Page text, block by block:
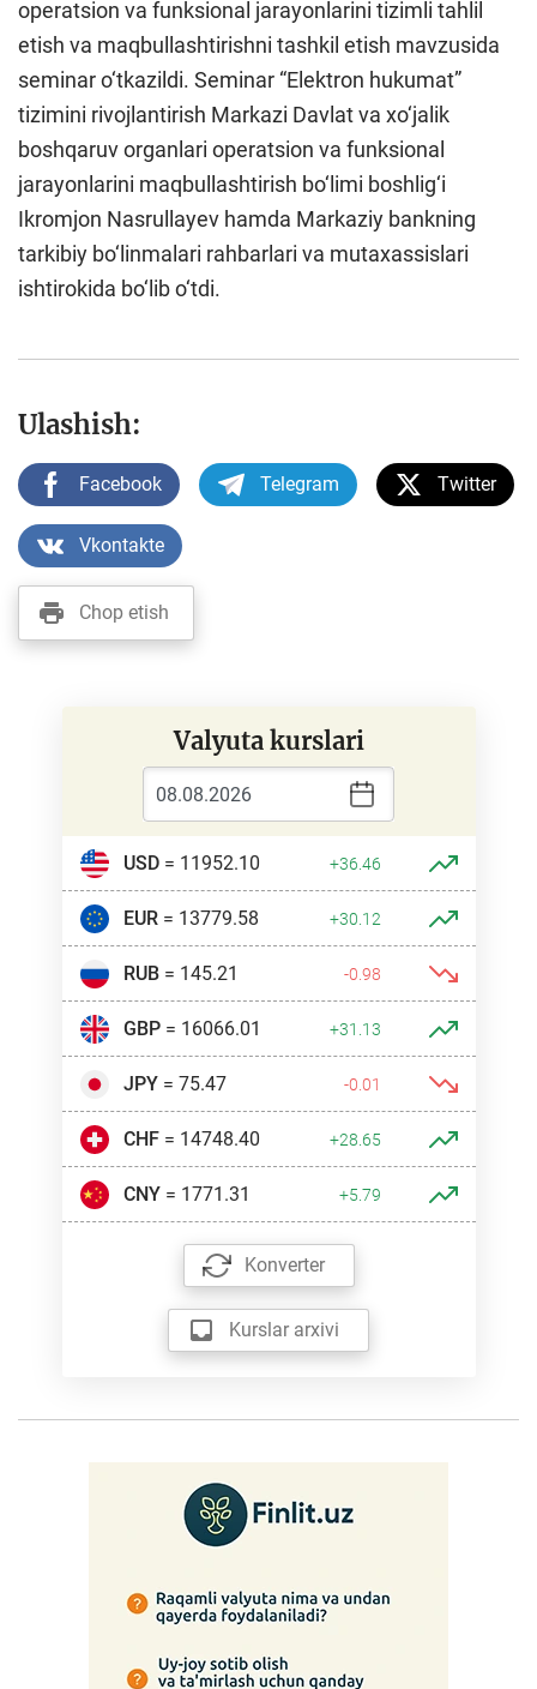
operatsion va funksional jarayonlarini tizimli tahlil
etish va maqbullashtirishni tashkil etish mavzusida
seminar o‘tkazildi. Seminar “Elektron hukumat”
tizimini rivojlantirish Markazi Davlat va xo‘jalik
boshqaruv organlari operatsion va funksional
jarayonlarini maqbullashtirish bo‘limi boshlig‘i
Ikromjon Nasrullayev hamda Markaziy bankning
tarkibiy bo‘linmalari rahbarlari va mutaxassislari
ishtirokida bo‘lib o‘tdi.
Ulashish:
Facebook Telegram Twitter
Vkontakte
Chop etish
Valyuta kurslari
USD= 11952.10 +36.46
EUR= 13779.58 +30.12
RUB= 145.21 -0.98
GBP= 16066.01 +31.13
JPY= 75.47 -0.01
CHF= 14748.40 +28.65
CNY= 1771.31 +5.79
Konverter
Kurslar arxivi